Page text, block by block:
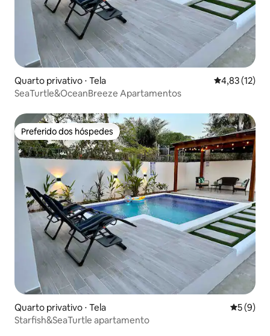
Quarto privativo ⋅ Tela 4,83 de uma
4,83 (12)
SeaTurtle&OceanBreeze Apartamentos
Preferido dos hóspedes
Preferido dos hóspedes
Quarto privativo ⋅ Tela 5 de
5 (9)
Starfish&SeaTurtle apartamento